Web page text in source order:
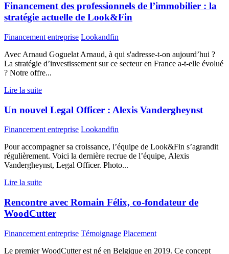
Financement des professionnels de l’immobilier : la
stratégie actuelle de Look&Fin
Financement entreprise Lookandfin
Avec Arnaud Goguelat Arnaud, à qui s'adresse-t-on aujourd’hui ?
La stratégie d’investissement sur ce secteur en France a-t-elle évolué
? Notre offre...
Lire la suite
Un nouvel Legal Officer : Alexis Vandergheynst
Financement entreprise Lookandfin
Pour accompagner sa croissance, l’équipe de Look&Fin s’agrandit
régulièrement. Voici la dernière recrue de l’équipe, Alexis
Vandergheynst, Legal Officer. Photo...
Lire la suite
Rencontre avec Romain Félix, co-fondateur de
WoodCutter
Financement entreprise Témoignage Placement
Le premier WoodCutter est né en Belgique en 2019. Ce concept